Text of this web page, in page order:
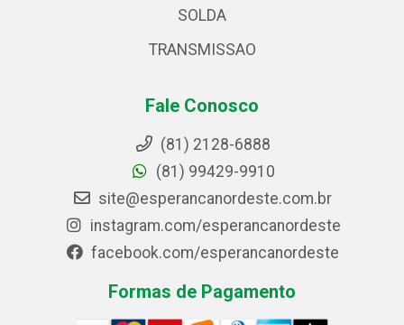
SOLDA
TRANSMISSAO
Fale Conosco
(81) 2128-6888
(81) 99429-9910
site@esperancanordeste.com.br
instagram.com/esperancanordeste
facebook.com/esperancanordeste
Formas de Pagamento